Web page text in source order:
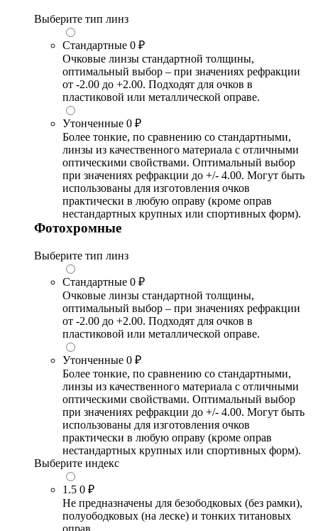
Выберите тип линз
Стандартные 0 ₽
Очковые линзы стандартной толщины,
оптимальный выбор – при значениях рефракции
от -2.00 до +2.00. Подходят для очков в
пластиковой или металлической оправе.
Утонченные 0 ₽
Более тонкие, по сравнению со стандартными,
линзы из качественного материала с отличными
оптическими свойствами. Оптимальный выбор
при значениях рефракции до +/- 4.00. Могут быть
использованы для изготовления очков
практически в любую оправу (кроме оправ
нестандартных крупных или спортивных форм).
Фотохромные
Выберите тип линз
Стандартные 0 ₽
Очковые линзы стандартной толщины,
оптимальный выбор – при значениях рефракции
от -2.00 до +2.00. Подходят для очков в
пластиковой или металлической оправе.
Утонченные 0 ₽
Более тонкие, по сравнению со стандартными,
линзы из качественного материала с отличными
оптическими свойствами. Оптимальный выбор
при значениях рефракции до +/- 4.00. Могут быть
использованы для изготовления очков
практически в любую оправу (кроме оправ
нестандартных крупных или спортивных форм).
Выберите индекс
1.5 0 ₽
Не предназначены для безободковых (без рамки),
полуободковых (на леске) и тонких титановых